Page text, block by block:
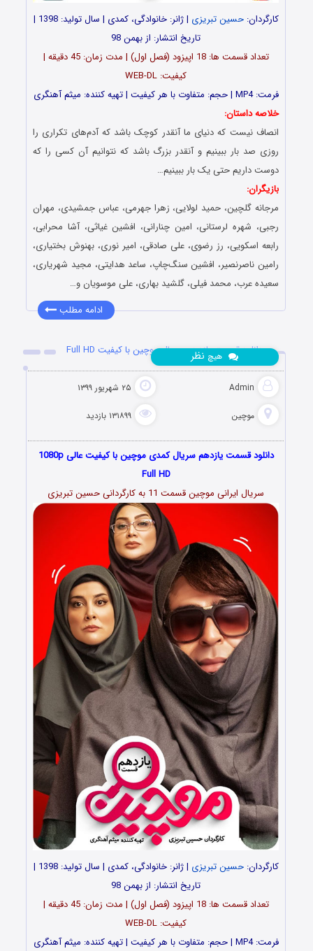
کارگردان:حسین تبریزی
| ژانر: خانوادگی، کمدی | سال تولید: 1398 |
تاریخ انتشار: از بهمن 98
تعداد قسمت ها: 18 اپیزود (فصل اول) | مدت زمان: 45 دقیقه |
کیفیت: WEB-DL
فرمت: MP4 | حجم: متفاوت با هر کیفیت | تهیه کننده: میثم آهنگری
خلاصه داستان:
انصاف نیست که دنیای ما آنقدر کوچک باشد که آدم‌های تکراری را
روزی صد بار ببینیم و آنقدر بزرگ باشد که نتوانیم آن کسی را که
دوست داریم حتی یک بار ببینیم…
بازیگران:
مرجانه گلچین، حمید لولایی، زهرا جهرمی، عباس جمشیدی، مهران
رجبی، شهره لرستانی، امین چنارانی، افشین غیاثی، آشا محرابی،
رابعه اسکویی، رز رضوی، علی صادقی، امیر نوری، بهنوش بختیاری،
رامین ناصرنصیر، افشین سنگ‌چاپ، ساعد هدایتی، مجید شهریاری،
سعیده عرب، محمد فیلی، گلشید بهاری، علی موسویان و…
ادامه مطلب
دانلود قسمت یازدهم سریال موچین با کیفیت Full HD
Admin ۲۵ شهریور ۱۳۹۹
موچین ۱۳۱۸۹۹ بازدید
هیچ نظر
دانلود قسمت یازدهم سریال کمدی موچین با کیفیت عالی 1080p
Full HD
سریال ایرانی موچین قسمت 11 به کارگردانی حسین تبریزی
کارگردان:حسین تبریزی
| ژانر: خانوادگی، کمدی | سال تولید: 1398 |
تاریخ انتشار: از بهمن 98
تعداد قسمت ها: 18 اپیزود (فصل اول) | مدت زمان: 45 دقیقه |
کیفیت: WEB-DL
فرمت: MP4 | حجم: متفاوت با هر کیفیت | تهیه کننده: میثم آهنگری